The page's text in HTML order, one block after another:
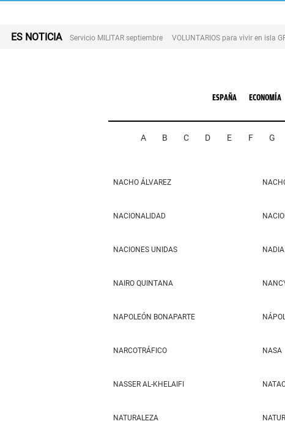
ES NOTICIA Servicio MILITAR septiembre VOLUNTARIOS para vivir en isla
ESPAÑA ECONOMÍA
A B C D E F G
NACHO ÁLVAREZ
NACIONALIDAD
NACIONES UNIDAS
NAIRO QUINTANA
NAPOLEÓN BONAPARTE
NARCOTRÁFICO NASA
NASSER AL-KHELAIFI
NATURALEZA